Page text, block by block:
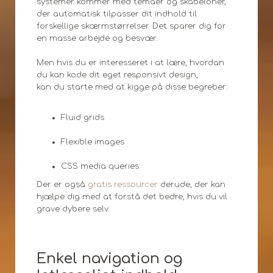
systemer kommer med temaer og skabeloner,
der automatisk tilpasser dit indhold til
forskellige skærmstørrelser. Det sparer dig for
en masse arbejde og besvær.
Men hvis du er interesseret i at lære, hvordan
du kan kode dit eget responsivt design,
kan du starte med at kigge på disse begreber:
Fluid grids
Flexible images
CSS media queries
Der er også gratis ressourcer derude, der kan
hjælpe dig med at forstå det bedre, hvis du vil
grave dybere selv.
Enkel navigation og